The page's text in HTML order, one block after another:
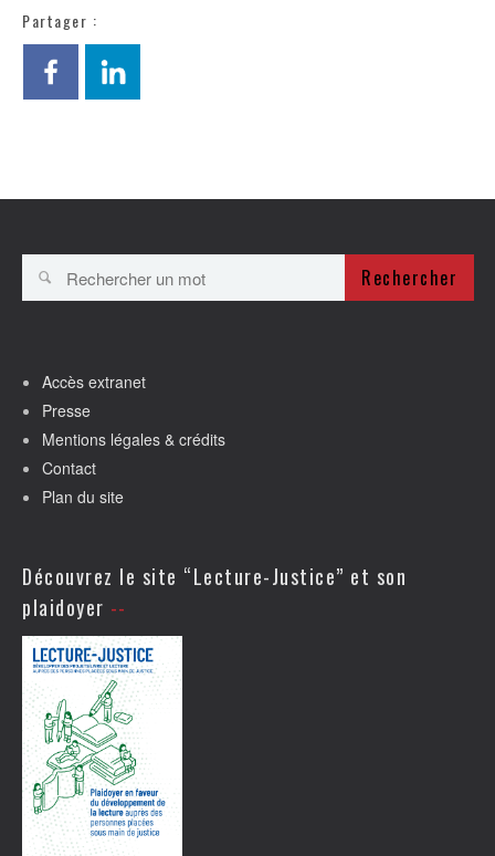
Partager :
Rechercher
Accès extranet
Presse
Mentions légales & crédits
Contact
Plan du site
Découvrez le site “Lecture-Justice” et son
plaidoyer